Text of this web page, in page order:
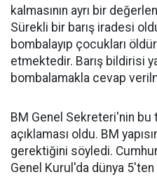
kalmasının ayrı bir
Sürekli bir barış iradesi
bombalayıp çocukları
etmektedir. Barış bildirisi
bombalamakla cevap
BM Genel Sekreteri'nin
açıklaması oldu. BM
gerektiğini söyledi.
Genel Kurul'da dünya